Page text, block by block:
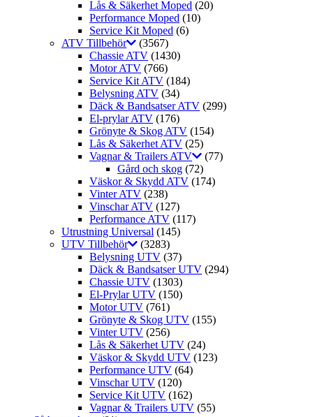
Lås & Säkerhet Moped (20)
Performance Moped (10)
Service Kit Moped (6)
ATV Tillbehör
(3567)
Chassie ATV (1430)
Motor ATV (766)
Service Kit ATV (184)
Belysning ATV (34)
Däck & Bandsatser ATV (299)
El-prylar ATV (176)
Grönyte & Skog ATV (154)
Lås & Säkerhet ATV (25)
Vagnar & Trailers ATV
(77)
Gård och skog (72)
Väskor & Skydd ATV (174)
Vinter ATV (238)
Vinschar ATV (127)
Performance ATV (117)
Utrustning Universal (145)
UTV Tillbehör
(3283)
Belysning UTV (37)
Däck & Bandsatser UTV (294)
Chassie UTV (1303)
El-Prylar UTV (150)
Motor UTV (761)
Grönyte & Skog UTV (155)
Vinter UTV (256)
Lås & Säkerhet UTV (24)
Väskor & Skydd UTV (123)
Performance UTV (64)
Vinschar UTV (120)
Service Kit UTV (162)
Vagnar & Trailers UTV (55)